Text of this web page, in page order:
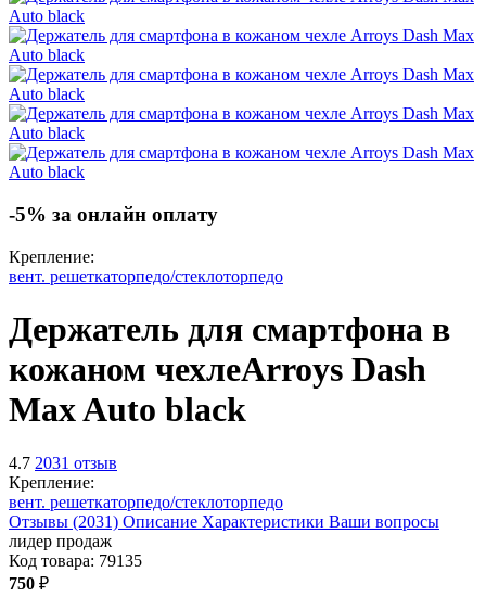
-5% за онлайн оплату
Крепление:
вент. решеткаторпедо/стеклоторпедо
Держатель для смартфона в
кожаном чехлеArroys Dash
Max Auto black
4.7 2031 отзыв
Крепление:
вент. решеткаторпедо/стеклоторпедо
Отзывы (2031) Описание Характеристики Ваши вопросы
лидер продаж
Код товара: 79135
750 ₽